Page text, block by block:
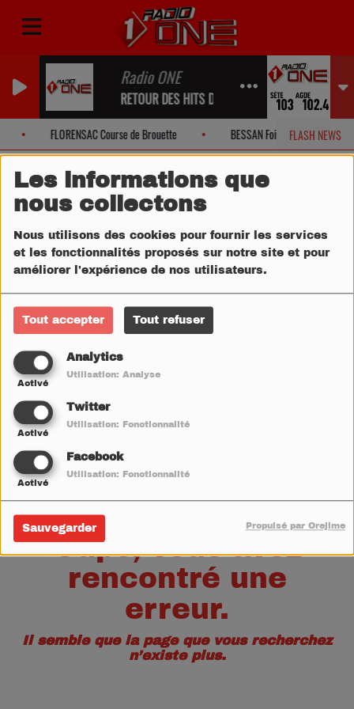
Les informations que
nous collectons
Nous utilisons des cookies pour fournir les services
et les fonctionnalités proposés sur notre site et pour
améliorer l'expérience de nos utilisateurs.
Tout accepter Tout refuser
Analytics
Activé
Utilisation: Analyse
Twitter
Activé
Utilisation: Fonctionnalité
Facebook
Activé
Utilisation: Fonctionnalité
Sauvegarder Propulsé par Orejime
Radio ONE
RETOUR DES HITS DANS UN INSTANT...
FLASH NEWS
FLORENSAC Course de Brouette BESSAN Foire aux Anes
Oups, vous avez
rencontré une
erreur.
Il semble que la page que vous recherchez
n’existe plus.